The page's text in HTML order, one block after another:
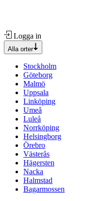
Logga in
Alla orter
Stockholm
Göteborg
Malmö
Uppsala
Linköping
Umeå
Luleå
Norrköping
Helsingborg
Örebro
Västerås
Hägersten
Nacka
Halmstad
Bagarmossen